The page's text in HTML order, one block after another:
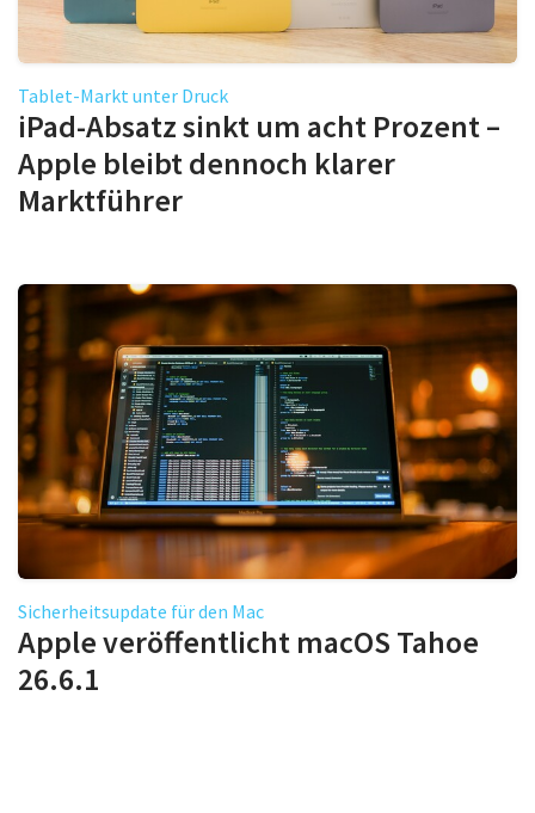
Tablet-Markt unter Druck
iPad-Absatz sinkt um acht Prozent –
Apple bleibt dennoch klarer
Marktführer
Sicherheitsupdate für den Mac
Apple veröffentlicht macOS Tahoe
26.6.1